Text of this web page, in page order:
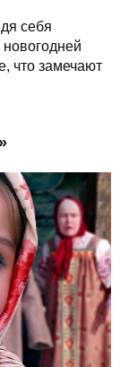
себя
что замечают